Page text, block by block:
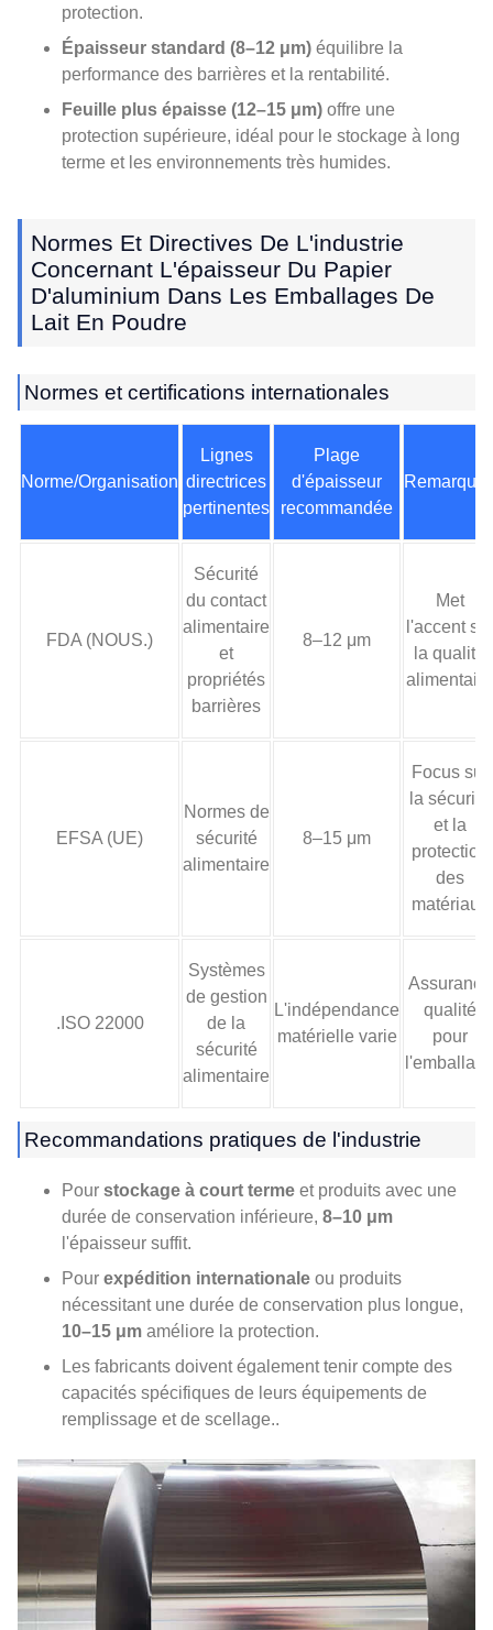
protection.
Épaisseur standard (8–12 μm) équilibre la
performance des barrières et la rentabilité.
Feuille plus épaisse (12–15 μm) offre une
protection supérieure, idéal pour le stockage à long
terme et les environnements très humides.
Normes Et Directives De L'industrie
Concernant L'épaisseur Du Papier
D'aluminium Dans Les Emballages De
Lait En Poudre
Normes et certifications internationales
Norme/Organisation
Lignes
directrices
pertinentes
Plage
d'épaisseur
recommandée
FDA (NOUS.)
Sécurité
du contact
alimentaire
et
propriétés
barrières
8–12 μm
Met
l'accent sur
la qualité
alimentaire
EFSA (UE)
Normes de
sécurité
alimentaire
8–15 μm
Focus sur
la sécurité
et la
protection
des
matériaux
.ISO 22000
Systèmes
de gestion
de la
sécurité
alimentaire
L'indépendance
matérielle varie
Assurance
qualité
pour
Recommandations pratiques de l'industrie
Pour stockage à court terme et produits avec une
durée de conservation inférieure, 8–10 μm
l'épaisseur suffit.
Pour expédition internationale ou produits
nécessitant une durée de conservation plus longue,
10–15 μm améliore la protection.
Les fabricants doivent également tenir compte des
capacités spécifiques de leurs équipements de
remplissage et de scellage..